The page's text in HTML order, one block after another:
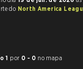
do North America
1 por 0 - 0 no mapa